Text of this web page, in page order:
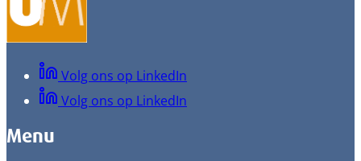
Volg ons op LinkedIn
Volg ons op LinkedIn
Menu